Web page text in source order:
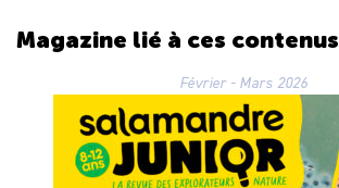
Magazine lié à ces contenus
Février - Mars 2026